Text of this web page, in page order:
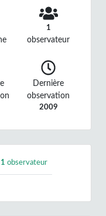
1
observateur
Dernière
observation
2009
1 observateur